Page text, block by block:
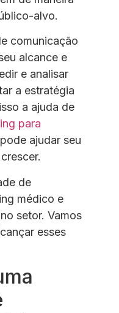
alvo.
comunicação
alcance e
e analisar
a estratégia
a ajuda de
para
ajudar seu
de
médico e
setor. Vamos
esses